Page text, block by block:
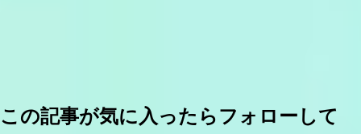
この記事が気に入ったらフォローして